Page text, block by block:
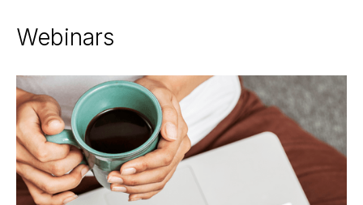
Webinars